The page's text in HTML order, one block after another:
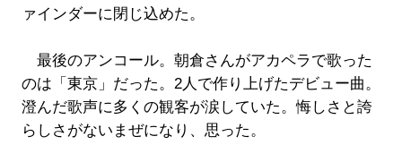
ァインダーに閉じ込めた。
最後のアンコール。朝倉さんがアカペラで歌った
のは「東京」だった。2人で作り上げたデビュー曲。
澄んだ歌声に多くの観客が涙していた。悔しさと誇
らしさがないまぜになり、思った。